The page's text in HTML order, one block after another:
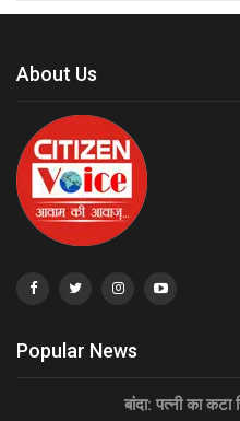
About Us
Popular News
बांदा: पत्नी का